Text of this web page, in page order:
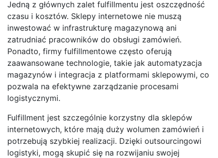
Jedną z głównych zalet fulfillmentu jest oszczędność
czasu i kosztów. Sklepy internetowe nie muszą
inwestować w infrastrukturę magazynową ani
zatrudniać pracowników do obsługi zamówień.
Ponadto, firmy fulfillmentowe często oferują
zaawansowane technologie, takie jak automatyzacja
magazynów i integracja z platformami sklepowymi, co
pozwala na efektywne zarządzanie procesami
logistycznymi.
Fulfillment jest szczególnie korzystny dla sklepów
internetowych, które mają duży wolumen zamówień i
potrzebują szybkiej realizacji. Dzięki outsourcingowi
logistyki, mogą skupić się na rozwijaniu swojej